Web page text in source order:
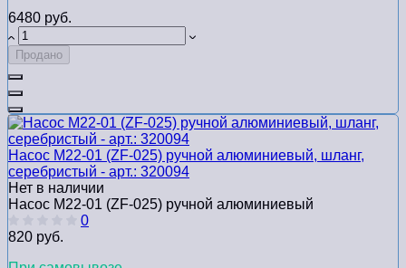
6480 руб.
Продано
Насос M22-01 (ZF-025) ручной алюминиевый, шланг,
серебристый - арт.: 320094
Нет в наличии
Насос M22-01 (ZF-025) ручной алюминиевый
0
820 руб.